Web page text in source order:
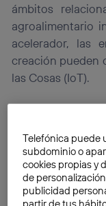
ámbitos
agroalimentario
acelerador, las
creación pueden
las Cosas (IoT).
Es un
Innovación de
consiste en una
cual se ha
Telefónica puede
subdominio o
cookies propias y
de
publicidad